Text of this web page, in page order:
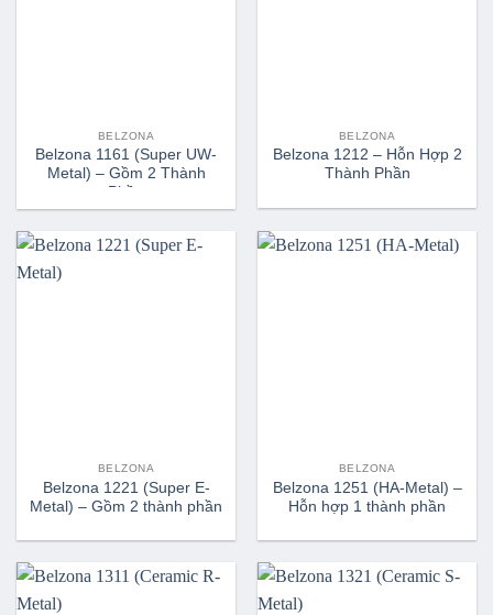
BELZONA
Belzona 1161 (Super UW-
Metal) – Gồm 2 Thành
Phần
BELZONA
Belzona 1212 – Hỗn Hợp 2
Thành Phần
BELZONA
Belzona 1221 (Super E-
Metal) – Gồm 2 thành phần
BELZONA
Belzona 1251 (HA-Metal) –
Hỗn hợp 1 thành phần